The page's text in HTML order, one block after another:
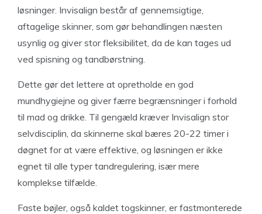
løsninger. Invisalign består af gennemsigtige,
aftagelige skinner, som gør behandlingen næsten
usynlig og giver stor fleksibilitet, da de kan tages ud
ved spisning og tandbørstning.
Dette gør det lettere at opretholde en god
mundhygiejne og giver færre begrænsninger i forhold
til mad og drikke. Til gengæld kræver Invisalign stor
selvdisciplin, da skinnerne skal bæres 20-22 timer i
døgnet for at være effektive, og løsningen er ikke
egnet til alle typer tandregulering, især mere
komplekse tilfælde.
Faste bøjler, også kaldet togskinner, er fastmonterede